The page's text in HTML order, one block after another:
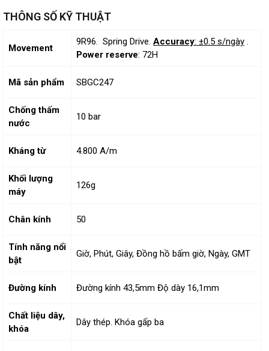
THÔNG SỐ KỸ THUẬT
Movement
9R96. Spring Drive. Accuracy: ±0.5 s/ngày .
Power reserve: 72H
Mã sản phẩm SBGC247
Chống thấm
nước
10 bar
Kháng từ 4.800 A/m
Khối lượng
máy
126g
Chân kính 50
Tính năng nổi
bật
Giờ, Phút, Giây, Đồng hồ bấm giờ, Ngày, GMT
Đường kính Đường kính 43,5mm Độ dày 16,1mm
Chất liệu dây,
khóa
Dây thép. Khóa gấp ba